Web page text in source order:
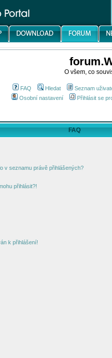
O všem, co
FAQ Hledat Seznam
Osobní nastavení
Přihlásit se
FAQ
v seznamu právě přihlášených?
přihlásit?!
k přihlášení!